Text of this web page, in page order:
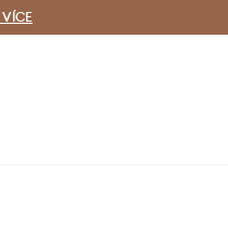
VÍCE